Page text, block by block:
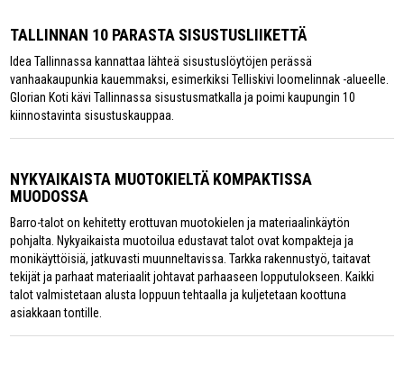
TALLINNAN 10 PARASTA SISUSTUSLIIKETTÄ
Idea Tallinnassa kannattaa lähteä sisustuslöytöjen perässä
vanhaakaupunkia kauemmaksi, esimerkiksi Telliskivi loomelinnak -alueelle.
Glorian Koti kävi Tallinnassa sisustusmatkalla ja poimi kaupungin 10
kiinnostavinta sisustuskauppaa.
NYKYAIKAISTA MUOTOKIELTÄ KOMPAKTISSA
MUODOSSA
Barro-talot on kehitetty erottuvan muotokielen ja materiaalinkäytön
pohjalta. Nykyaikaista muotoilua edustavat talot ovat kompakteja ja
monikäyttöisiä, jatkuvasti muunneltavissa. Tarkka rakennustyö, taitavat
tekijät ja parhaat materiaalit johtavat parhaaseen lopputulokseen. Kaikki
talot valmistetaan alusta loppuun tehtaalla ja kuljetetaan koottuna
asiakkaan tontille.